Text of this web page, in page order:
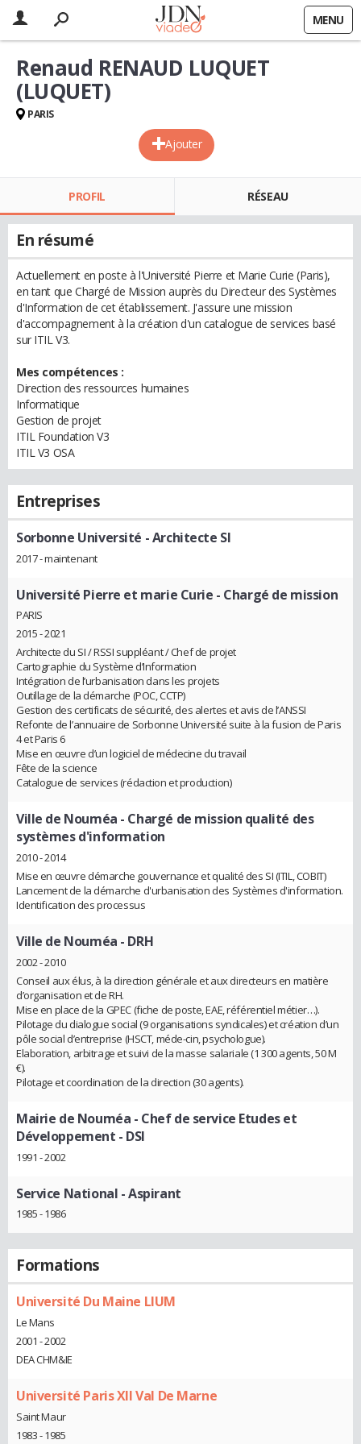
MENU
Ajouter
Renaud RENAUD LUQUET
(LUQUET)
PARIS
PROFIL RÉSEAU
En résumé
Actuellement en poste à l'Université Pierre et Marie Curie (Paris),
en tant que Chargé de Mission auprès du Directeur des Systèmes
d'Information de cet établissement. J'assure une mission
d'accompagnement à la création d'un catalogue de services basé
sur ITIL V3.
Mes compétences :
Direction des ressources humaines
Informatique
Gestion de projet
ITIL Foundation V3
ITIL V3 OSA
Entreprises
Sorbonne Université - Architecte SI
2017 - maintenant
Université Pierre et marie Curie - Chargé de mission
PARIS
2015 - 2021
Architecte du SI / RSSI suppléant / Chef de projet
Cartographie du Système d’Information
Intégration de l’urbanisation dans les projets
Outillage de la démarche (POC, CCTP)
Gestion des certificats de sécurité, des alertes et avis de l’ANSSI
Refonte de l’annuaire de Sorbonne Université suite à la fusion de Paris
4 et Paris 6
Mise en œuvre d’un logiciel de médecine du travail
Fête de la science
Catalogue de services (rédaction et production)
Ville de Nouméa - Chargé de mission qualité des
systèmes d'information
2010 - 2014
Mise en œuvre démarche gouvernance et qualité des SI (ITIL, COBIT)
Lancement de la démarche d'urbanisation des Systèmes d'information.
Identification des processus
Ville de Nouméa - DRH
2002 - 2010
Conseil aux élus, à la direction générale et aux directeurs en matière
d’organisation et de RH.
Mise en place de la GPEC (fiche de poste, EAE, référentiel métier…).
Pilotage du dialogue social (9 organisations syndicales) et création d’un
pôle social d’entreprise (HSCT, méde-cin, psychologue).
Elaboration, arbitrage et suivi de la masse salariale (1 300 agents, 50 M
€).
Pilotage et coordination de la direction (30 agents).
Mairie de Nouméa - Chef de service Etudes et
Développement - DSI
1991 - 2002
Service National - Aspirant
1985 - 1986
Formations
Université Du Maine LIUM
Le Mans
2001 - 2002
DEA CHM&IE
Université Paris XII Val De Marne
Saint Maur
1983 - 1985